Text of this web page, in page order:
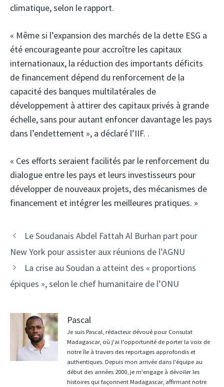
climatique, selon le rapport.
« Même si l’expansion des marchés de la dette ESG a
été encourageante pour accroître les capitaux
internationaux, la réduction des importants déficits
de financement dépend du renforcement de la
capacité des banques multilatérales de
développement à attirer des capitaux privés à grande
échelle, sans pour autant enfoncer davantage les pays
dans l’endettement », a déclaré l’IIF. .
« Ces efforts seraient facilités par le renforcement du
dialogue entre les pays et leurs investisseurs pour
développer de nouveaux projets, des mécanismes de
financement et intégrer les meilleures pratiques. »
Navigation
des
Le Soudanais Abdel Fattah Al Burhan part pour
New York pour assister aux réunions de l’AGNU
La crise au Soudan a atteint des « proportions
épiques », selon le chef humanitaire de l’ONU
Pascal
Je suis Pascal, rédacteur dévoué pour Consulat
Madagascar, où j'ai l'opportunité de porter la voix de
notre île à travers des reportages approfondis et
authentiques. Depuis mon arrivée dans l'équipe au
début des années 2000, je m'engage à dévoiler les
histoires qui façonnent Madagascar, affirmant notre